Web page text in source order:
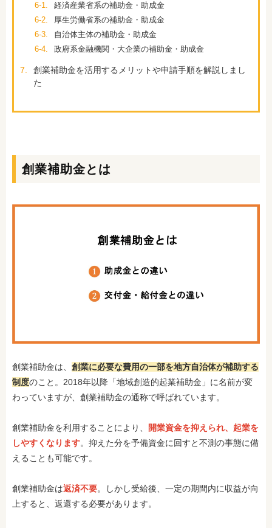
6-1.
経済産業省系の補助金・助成金
6-2.
厚生労働省系の補助金・助成金
6-3.
自治体主体の補助金・助成金
6-4.
政府系金融機関・大企業の補助金・助成金
7.
創業補助金を活用するメリットや申請手順を解説しまし
た
創業補助金とは
創業補助金は、 創業に必要な費用の一部を地方自治体が補助する
制度のこと。2018年以降「地域創造的起業補助金」に名前が変
わっていますが、創業補助金の通称で呼ばれています。
創業補助金を利用することにより、
開業資金を抑えられ、起業を
しやすくなります。抑えた分を予備資金に回すと不測の事態に備
えることも可能です。
創業補助金は返済不要。しかし受給後、一定の期間内に収益が向
上すると、返還する必要があります。